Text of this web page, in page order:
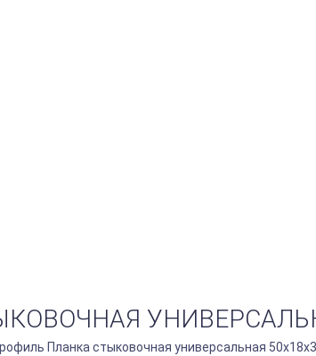
Планка стыковочная универсальная